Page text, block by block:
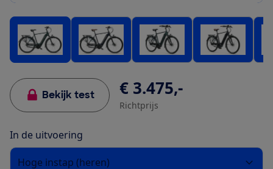
Bekijk test € 3.475,-
Richtprijs
In de uitvoering
Hoge instap (heren)